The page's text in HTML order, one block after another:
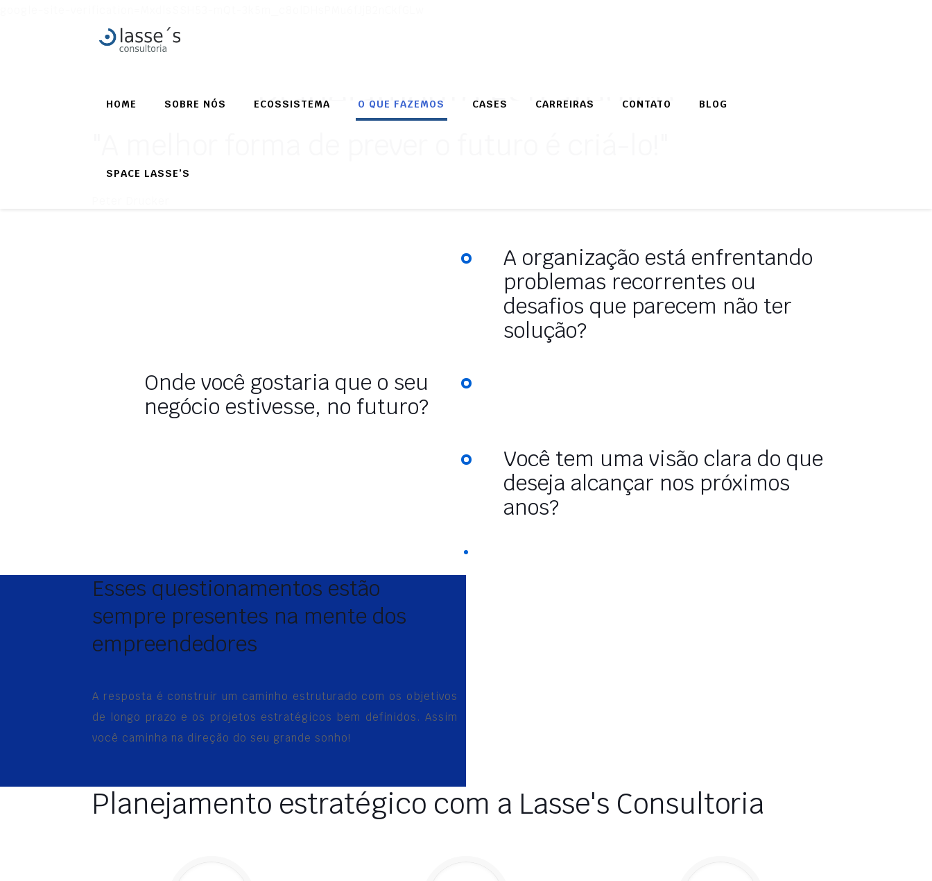
HOME SOBRE NÓS ECOSSISTEMA O QUE FAZEMOS CASES CARREIRAS CONTATO BLOG
SPACE LASSE’S
Planejamento Estratégico
A organização está enfrentando
problemas recorrentes ou
desafios que parecem não ter
solução?
Onde você gostaria que o seu
negócio estivesse, no futuro?
Você tem uma visão clara do que
deseja alcançar nos próximos
anos?
Esses questionamentos estão
sempre presentes na mente dos
empreendedores
A resposta é construir um caminho estruturado com os objetivos
de longo prazo e os projetos estratégicos bem definidos. Assim
você caminha na direção do seu grande sonho!
Planejamento estratégico com a Lasse's Consultoria